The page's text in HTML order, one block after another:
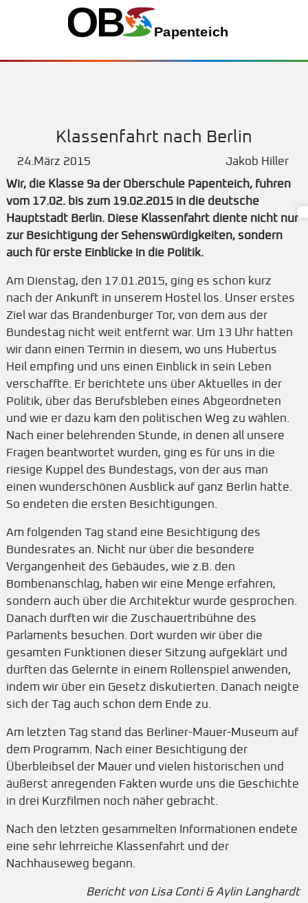
Klassenfahrt nach Berlin
24.März 2015
Jakob Hiller
Wir, die Klasse 9a der Oberschule Papenteich, fuhren
vom 17.02. bis zum 19.02.2015 in die deutsche
Hauptstadt Berlin. Diese Klassenfahrt diente nicht nur
zur Besichtigung der Sehenswürdigkeiten, sondern
auch für erste Einblicke in die Politik.
Am Dienstag, den 17.01.2015, ging es schon kurz
nach der Ankunft in unserem Hostel los. Unser erstes
Ziel war das Brandenburger Tor, von dem aus der
Bundestag nicht weit entfernt war. Um 13 Uhr hatten
wir dann einen Termin in diesem, wo uns Hubertus
Heil empfing und uns einen Einblick in sein Leben
verschaffte. Er berichtete uns über Aktuelles in der
Politik, über das Berufsbleben eines Abgeordneten
und wie er dazu kam den politischen Weg zu wählen.
Nach einer belehrenden Stunde, in denen all unsere
Fragen beantwortet wurden, ging es für uns in die
riesige Kuppel des Bundestags, von der aus man
einen wunderschönen Ausblick auf ganz Berlin hatte.
So endeten die ersten Besichtigungen.
Am folgenden Tag stand eine Besichtigung des
Bundesrates an. Nicht nur über die besondere
Vergangenheit des Gebäudes, wie z.B. den
Bombenanschlag, haben wir eine Menge erfahren,
sondern auch über die Architektur wurde gesprochen.
Danach durften wir die Zuschauertribühne des
Parlaments besuchen. Dort wurden wir über die
gesamten Funktionen dieser Sitzung aufgeklärt und
durften das Gelernte in einem Rollenspiel anwenden,
indem wir über ein Gesetz diskutierten. Danach neigte
sich der Tag auch schon dem Ende zu.
Am letzten Tag stand das Berliner-Mauer-Museum auf
dem Programm. Nach einer Besichtigung der
Überbleibsel der Mauer und vielen historischen und
äußerst anregenden Fakten wurde uns die Geschichte
in drei Kurzfilmen noch näher gebracht.
Nach den letzten gesammelten Informationen endete
eine sehr lehrreiche Klassenfahrt und der
Nachhauseweg begann.
Bericht von Lisa Conti & Aylin Langhardt